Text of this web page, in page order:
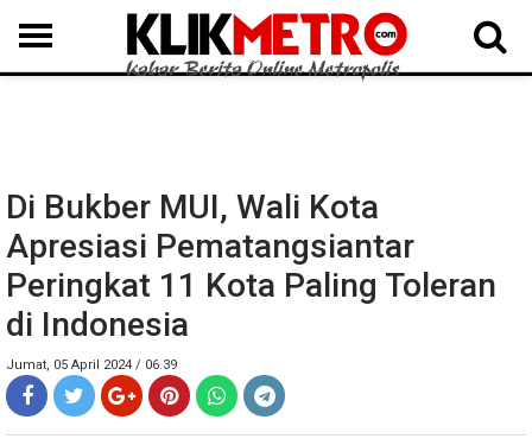
MEDAN LANGKAT DAIRI SAMOSIR TAPUT BATUBARA DELISERDANG
Di Bukber MUI, Wali Kota
Apresiasi Pematangsiantar
Peringkat 11 Kota Paling Toleran
di Indonesia
Jumat, 05 April 2024 / 06.39